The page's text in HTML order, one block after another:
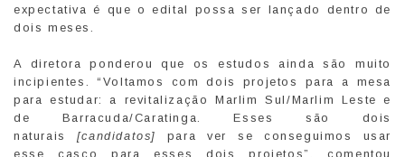
expectativa é que o edital possa ser lançado dentro de
dois meses.
A diretora ponderou que os estudos ainda são muito
incipientes. “Voltamos com dois projetos para a mesa
para estudar: a revitalização Marlim Sul/Marlim Leste e
de Barracuda/Caratinga. Esses são dois
naturais [candidatos]
para ver se conseguimos usar
esse casco para esses dois projetos”, comentou